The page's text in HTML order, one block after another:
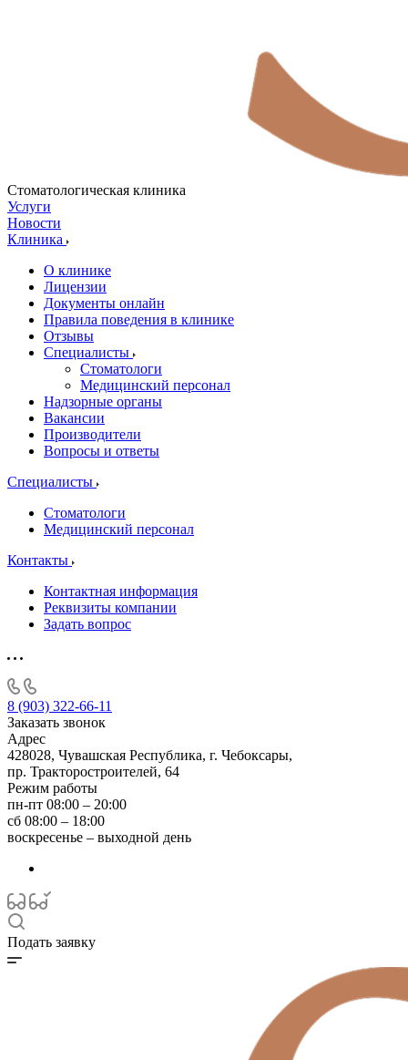
Стоматологическая клиника
Услуги
Новости
Клиника
О клинике
Лицензии
Документы онлайн
Правила поведения в клинике
Отзывы
Специалисты
Стоматологи
Медицинский персонал
Надзорные органы
Вакансии
Производители
Вопросы и ответы
Специалисты
Стоматологи
Медицинский персонал
Контакты
Контактная информация
Реквизиты компании
Задать вопрос
8 (903) 322-66-11
Заказать звонок
Адрес
428028, Чувашская Республика, г. Чебоксары,
пр. Тракторостроителей, 64
Режим работы
пн-пт 08:00 – 20:00
сб 08:00 – 18:00
воскресенье – выходной день
Подать заявку